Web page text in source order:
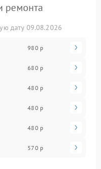
ремонта
дату 09.08.2026
980 р
680 р
480 р
480 р
480 р
570 р